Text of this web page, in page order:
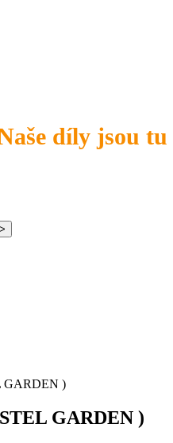
díly jsou tu
GARDEN )
GARDEN )